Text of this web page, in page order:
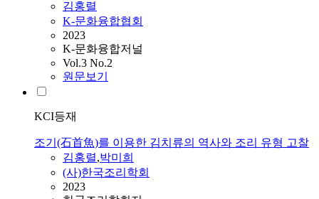
김홍렬
K-문화융합협회
2023
K-문화융합저널
Vol.3 No.2
원문보기
KCI등재
조기(石首魚)를 이용한 김치류의 역사와 조리 유형 고찰
김홍렬,박미희
(사)한국조리학회
2023